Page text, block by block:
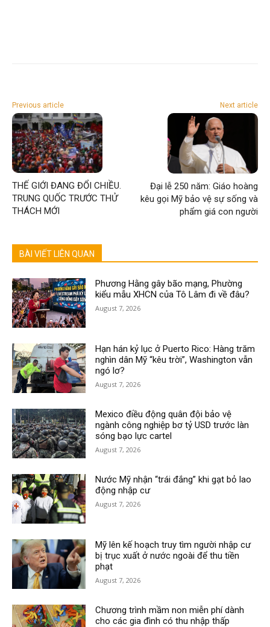
Previous article
THẾ GIỚI ĐANG ĐỔI CHIỀU.
TRUNG QUỐC TRƯỚC THỬ
THÁCH MỚI
Next article
Đại lễ 250 năm: Giáo hoàng
kêu gọi Mỹ bảo vệ sự sống và
phẩm giá con người
BÀI VIẾT LIÊN QUAN
Phương Hằng gây bão mạng, Phường
kiểu mẫu XHCN của Tô Lâm đi về đâu?
August 7, 2026
Hạn hán kỷ lục ở Puerto Rico: Hàng trăm
nghìn dân Mỹ “kêu trời”, Washington vẫn
ngó lơ?
August 7, 2026
Mexico điều động quân đội bảo vệ
ngành công nghiệp bơ tỷ USD trước làn
sóng bạo lực cartel
August 7, 2026
Nước Mỹ nhận “trái đắng” khi gạt bỏ lao
động nhập cư
August 7, 2026
Mỹ lên kế hoạch truy tìm người nhập cư
bị trục xuất ở nước ngoài để thu tiền
phạt
August 7, 2026
Chương trình mầm non miễn phí dành
cho các gia đình có thu nhập thấp